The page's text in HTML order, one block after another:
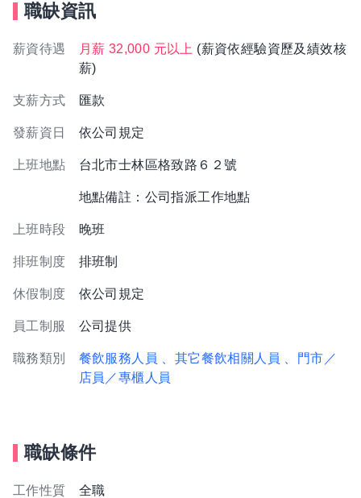
職缺資訊
薪資待遇 月薪 32,000 元以上 (薪資依經驗資歷及績效核
薪)
支薪方式 匯款
發薪資日 依公司規定
上班地點 台北市士林區格致路６２號
地點備註：公司指派工作地點
上班時段 晚班
排班制度 排班制
休假制度 依公司規定
員工制服 公司提供
職務類別 餐飲服務人員 、其它餐飲相關人員
、門市／
店員／專櫃人員
職缺條件
工作性質 全職